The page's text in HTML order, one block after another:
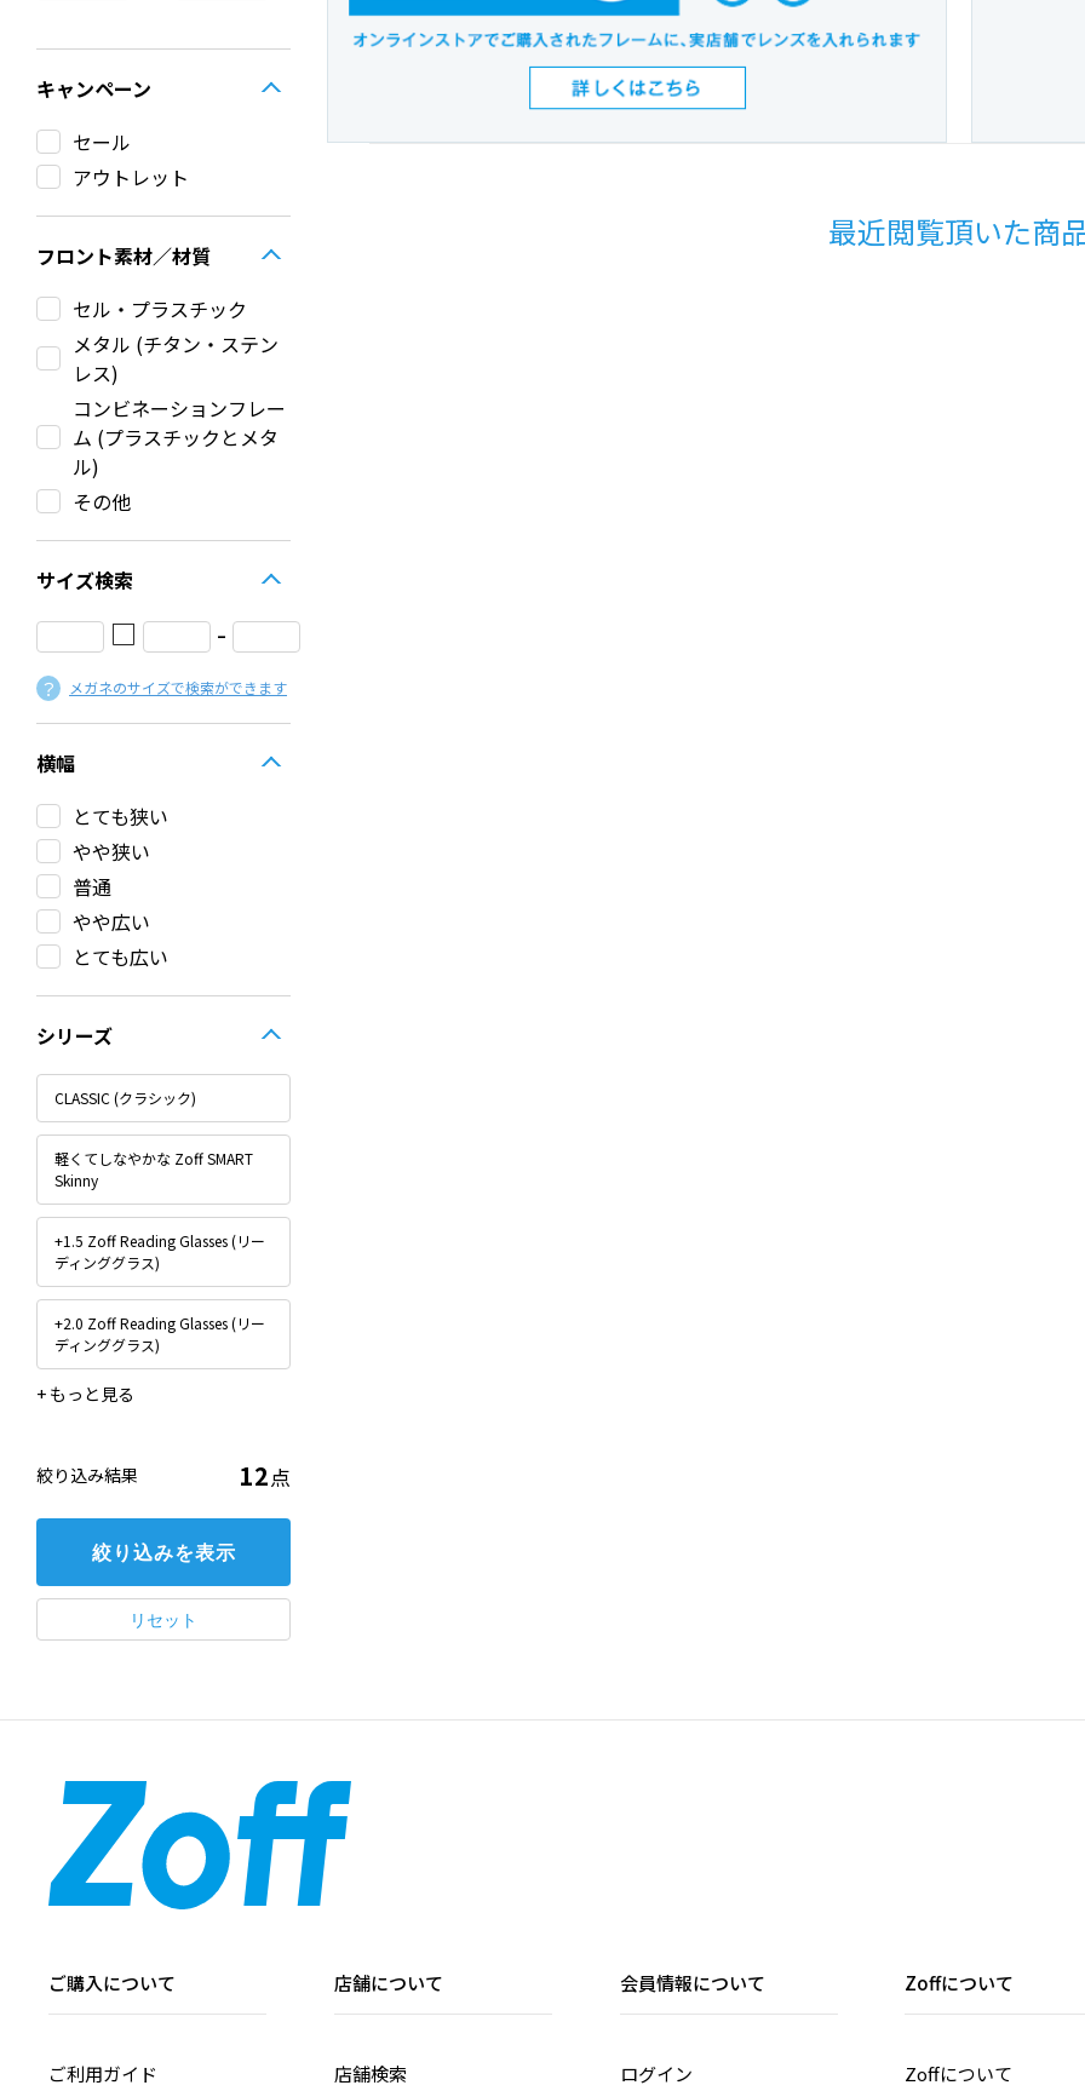
キャンペーン
セール
アウトレット
フロント素材／材質
セル・プラスチック
メタル (チタン・ステン
レス)
コンビネーションフレー
ム (プラスチックとメタ
ル)
その他
サイズ検索
□ -
メガネのサイズで検索ができます
横幅
とても狭い
やや狭い
普通
やや広い
とても広い
シリーズ
CLASSIC (クラシック)
軽くてしなやかな Zoff SMART
Skinny
+1.5 Zoff Reading Glasses (リー
ディンググラス)
+2.0 Zoff Reading Glasses (リー
ディンググラス)
+2.5 Zoff Reading Glasses (リー
FASHION
STANDARD
TRAD
WOMEN’S BASIC
Zoff｜MARVEL COLLECTION
Zoff｜UNITED ARROWS
絞り込み結果 12点
最近閲覧頂いた商
ご購入について
ご利用ガイド
店舗について
店舗検索
会員情報について
ログイン
Zoffについて
Zoffについて